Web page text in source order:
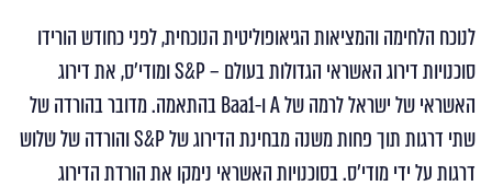
לנוכח הלחימה והמציאות הגיאופוליטית הנוכחית, לפני כחודש הורידו
סוכנויות דירוג האשראי הגדולות בעולם – S&P ומודי'ס, את דירוג
האשראי של ישראל לרמה של A ו-Baa1 בהתאמה. מדובר בהורדה של
שתי דרגות תוך פחות משנה מבחינת הדירוג של S&P והורדה של שלוש
דרגות על ידי מודי'ס. בסוכנויות האשראי נימקו את הורדת הדירוג